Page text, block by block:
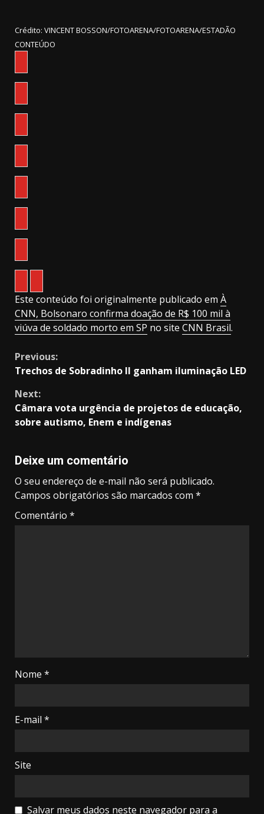
Crédito: VINCENT BOSSON/FOTOARENA/FOTOARENA/ESTADÃO
CONTEÚDO
Este conteúdo foi originalmente publicado em À
CNN, Bolsonaro confirma doação de R$ 100 mil à
viúva de soldado morto em SP no site CNN Brasil.
Continue
Previous:
Trechos de Sobradinho II ganham iluminação LED
Next:
Câmara vota urgência de projetos de educação,
sobre autismo, Enem e indígenas
Deixe um comentário
O seu endereço de e-mail não será publicado.
Campos obrigatórios são marcados com *
Comentário *
Nome *
E-mail *
Site
Salvar meus dados neste navegador para a